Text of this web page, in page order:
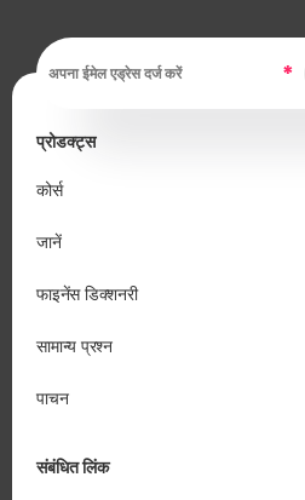
ईमेल एड्रेस आवश्यक है *
प्रोडक्ट्स
कोर्स
जानें
फाइनेंस डिक्शनरी
सामान्य प्रश्न
पाचन
संबंधित लिंक